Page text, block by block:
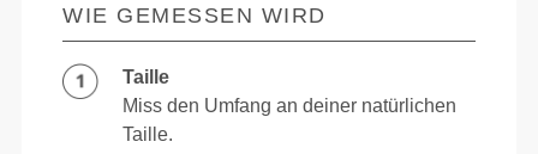
WIE GEMESSEN WIRD
Taille
Miss den Umfang an deiner natürlichen
Taille.